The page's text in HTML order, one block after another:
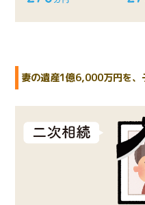
妻の遺産1億6,000万円を